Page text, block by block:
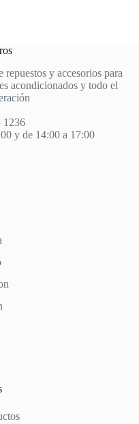
repuestos y accesorios para
acondicionados y todo el
1236
y de 14:00 a 17:00